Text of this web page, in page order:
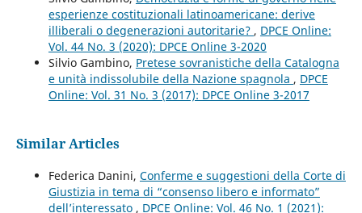
esperienze costituzionali latinoamericane: derive
illiberali o degenerazioni autoritarie? , DPCE Online:
Vol. 44 No. 3 (2020): DPCE Online 3-2020
Silvio Gambino, Pretese sovranistiche della Catalogna
e unità indissolubile della Nazione spagnola , DPCE
Online: Vol. 31 No. 3 (2017): DPCE Online 3-2017
Similar Articles
Federica Danini, Conferme e suggestioni della Corte di
Giustizia in tema di “consenso libero e informato”
dell’interessato , DPCE Online: Vol. 46 No. 1 (2021):